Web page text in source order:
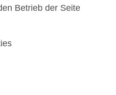
WEBA –
Betrieb der Seite